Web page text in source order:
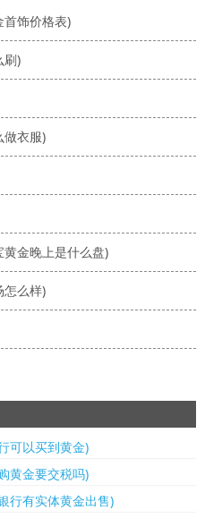
首饰价格表)
刷)
做衣服)
金晚上是什么盘)
怎么样)
可以买到黄金)
黄金要交税吗)
行有实体黄金出售)